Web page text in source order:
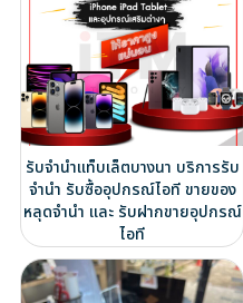
รับจำนำแท็บเล็ตบางนา บริการรับ
จำนำ รับซื้ออุปกรณ์ไอที ขายของ
หลุดจำนำ และ รับฝากขายอุปกรณ์
ไอที